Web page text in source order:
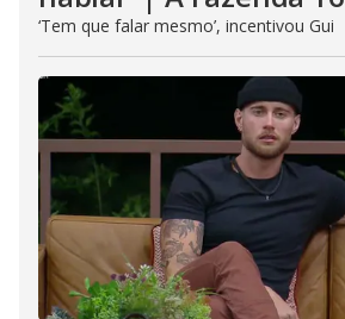
‘Tem que falar mesmo’, incentivou Gui